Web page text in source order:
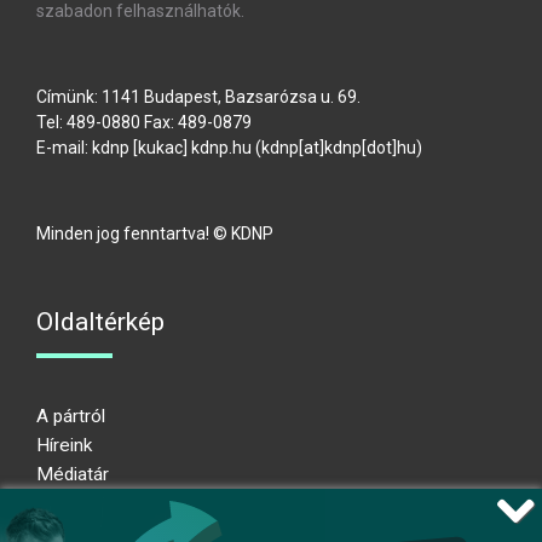
szabadon felhasználhatók.
Címünk: 1141 Budapest, Bazsarózsa u. 69.
Tel: 489-0880 Fax: 489-0879
E-mail: kdnp [kukac] kdnp hu (kdnp[at]kdnp[dot]hu)
Minden jog fenntartva! © KDNP
Oldaltérkép
A pártról
Híreink
Médiatár
Adatkezelési nyilatkozat